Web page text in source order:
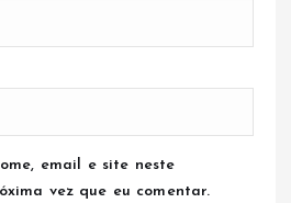
email e site neste
vez que eu comentar.